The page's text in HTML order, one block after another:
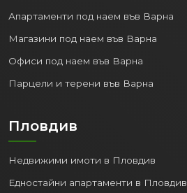
Апартаменти под наем във Варна
Магазини под наем във Варна
Офиси под наем във Варна
Парцели и терени във Варна
Пловдив
Недвижими имоти в Пловдив
Едностайни апартаменти в Пловдив